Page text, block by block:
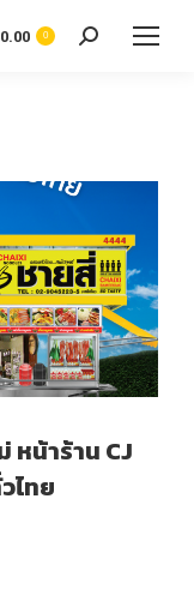
0.00 0
หน้าร้าน CJ
ไทย